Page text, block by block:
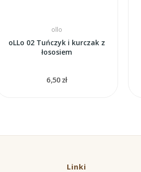
ollo
oLLo 02 Tuńczyk i kurczak z
łososiem
6,50 zł
Linki